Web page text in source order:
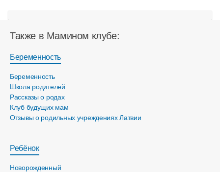
Также в Мамином клубе:
Беременность
Беременность
Школа родителей
Рассказы о родах
Клуб будущих мам
Отзывы о родильных учреждениях Латвии
Ребёнок
Новорожденный